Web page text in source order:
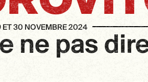
ET 30 NOVEMBRE 2024
ne pas